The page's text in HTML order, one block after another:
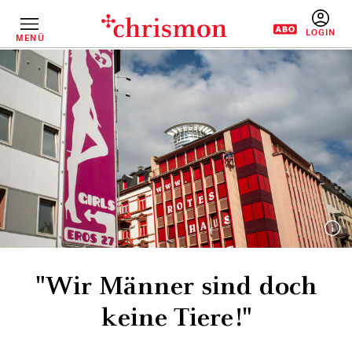
InhaltMENÜ
"Wir Männer sind doch
keine Tiere!"